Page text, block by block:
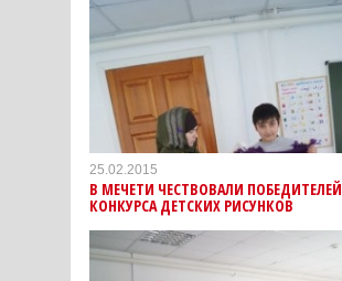
25.02.2015
В МЕЧЕТИ ЧЕСТВОВАЛИ ПОБЕДИТЕЛЕЙ
КОНКУРСА ДЕТСКИХ РИСУНКОВ